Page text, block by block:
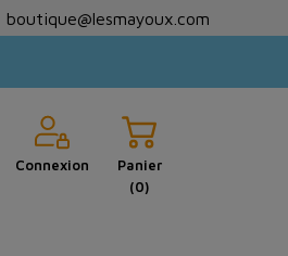
boutique@lesmayoux.com
Connexion
Panier
(0)